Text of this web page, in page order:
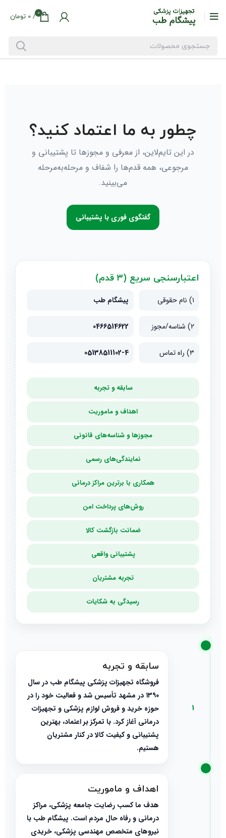
0
/
0 تومان
چطور به ما اعتماد کنید؟
در این تایم‌لاین، از معرفی و مجوزها تا پشتیبانی و
مرجوعی، همه قدم‌ها را شفاف و مرحله‌به‌مرحله
می‌بینید.
گفتگوی فوری با پشتیبانی
اعتبارسنجی سریع (۳ قدم)
۱) نام حقوقی پیشگام طب
۲) شناسه/مجوز 0466514622
۳) راه تماس 05138511102-4
سابقه و تجربه
اهداف و ماموریت
مجوزها و شناسه‌های قانونی
نمایندگی‌های رسمی
همکاری با برترین مراکز درمانی
روش‌های پرداخت امن
ضمانت بازگشت کالا
پشتیبانی واقعی
تجربه مشتریان
رسیدگی به شکایات
۱
سابقه و تجربه
فروشگاه تجهیزات پزشکی پیشگام طب در سال
۱۳۹۰ در مشهد تأسیس شد و فعالیت خود را در
حوزه خرید و فروش لوازم پزشکی و تجهیزات
درمانی آغاز کرد. با تمرکز بر اعتماد، بهترین
پشتیبانی و کیفیت کالا در کنار مشتریان
هستیم.
اهداف و ماموریت
هدف ما کسب رضایت جامعه پزشکی، مراکز
درمانی و رفاه حال مردم است. پیشگام طب با
نیروهای متخصص مهندسی پزشکی، خریدی